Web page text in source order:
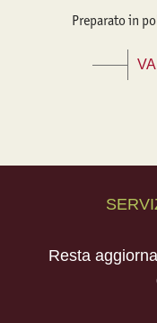
Preparato in
Resta